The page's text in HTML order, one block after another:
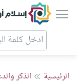
الرئيسية الذكر